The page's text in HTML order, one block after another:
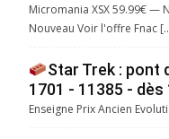
Micromania XSX 59.99€ —
Nouveau Voir l'offre Fnac
Star Trek : pont
1701 - 11385 - dès
Enseigne Prix Ancien